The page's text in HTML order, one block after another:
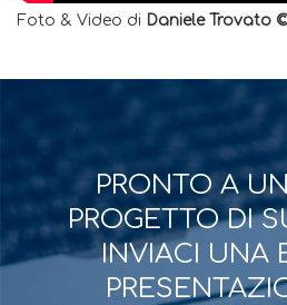
Foto & Video di Daniele Trovato
PRONTO A
PROGETTO DI
INVIACI UNA